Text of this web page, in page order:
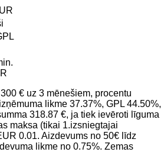
€ uz 3 mēnešiem, procentu
likme 37.37%, GPL 44.50%,
318.87 €, ja tiek ievēroti līguma
maksa (tikai 1.izsniegtajai
0.01. Aizdevums no 50€ līdz
likme no 0.75%. Zemas